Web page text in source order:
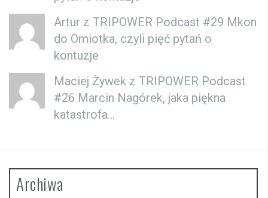
Artur z TRIPOWER Podcast #29 Mkon
do Omiotka, czyli pięć pytań o
kontuzje
Maciej Żywek z TRIPOWER Podcast
#26 Marcin Nagórek, jaka piękna
katastrofa…
Archiwa